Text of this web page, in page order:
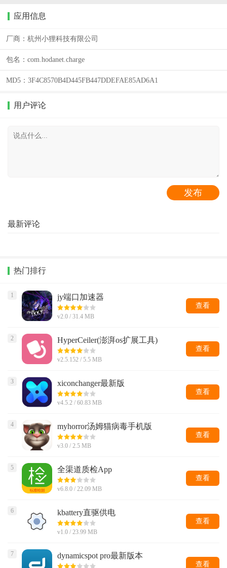
应用信息
厂商： 杭州小狸科技有限公司
包名： com.hodanet.charge
MD5： 3F4C8570B4D445FB447DDEFAE85AD6A1
用户评论
最新评论
热门排行
1 jy端口加速器
v2.0 / 31.4 MB
查看
2 HyperCeiler(澎湃os扩展工具)
v2.5.152 / 5.5 MB
查看
3 xiconchanger最新版
v4.5.2 / 60.83 MB
查看
4 myhorror汤姆猫病毒手机版
v3.0 / 2.5 MB
查看
5 全渠道质检App
v6.8.0 / 22.09 MB
查看
6 kbattery直驱供电
v1.0 / 23.99 MB
查看
7 dynamicspot pro最新版本
查看